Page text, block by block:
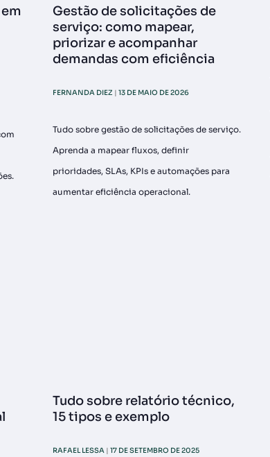
Gestão de solicitações de
serviço: como mapear,
priorizar e acompanhar
demandas com eficiência
FERNANDA DIEZ 13 DE MAIO DE 2026
Tudo sobre gestão de solicitações de serviço.
Aprenda a mapear fluxos, definir
prioridades, SLAs, KPIs e automações para
aumentar eficiência operacional.
Tudo sobre relatório técnico,
15 tipos e exemplo
RAFAEL LESSA 17 DE SETEMBRO DE 2025